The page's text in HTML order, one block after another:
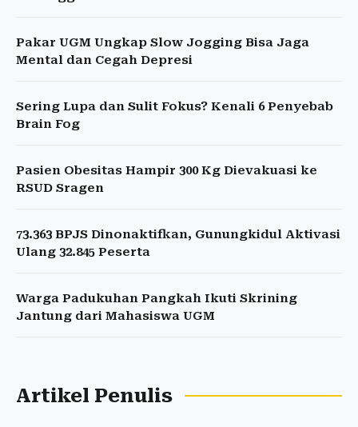
Pakar UGM Ungkap Slow Jogging Bisa Jaga
Mental dan Cegah Depresi
Sering Lupa dan Sulit Fokus? Kenali 6 Penyebab
Brain Fog
Pasien Obesitas Hampir 300 Kg Dievakuasi ke
RSUD Sragen
73.363 BPJS Dinonaktifkan, Gunungkidul Aktivasi
Ulang 32.845 Peserta
Warga Padukuhan Pangkah Ikuti Skrining
Jantung dari Mahasiswa UGM
Artikel Penulis